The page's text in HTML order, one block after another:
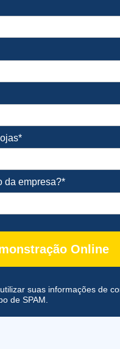
da empresa?*
Online
suas informações de
de SPAM.